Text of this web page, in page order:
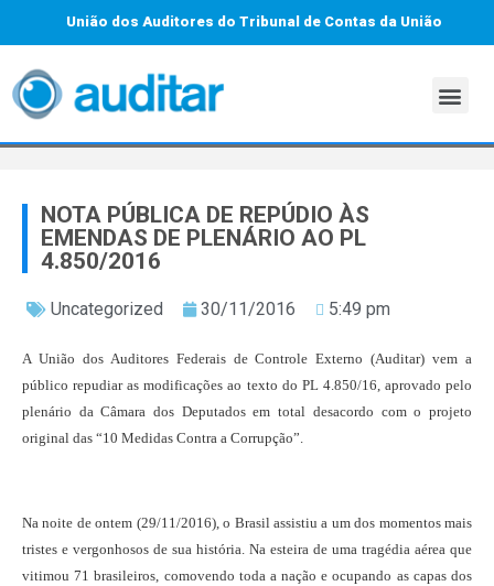
União dos Auditores do Tribunal de Contas da União
NOTA PÚBLICA DE REPÚDIO ÀS
EMENDAS DE PLENÁRIO AO PL
4.850/2016
Uncategorized 30/11/2016 5:49 pm
A União dos Auditores Federais de Controle Externo (Auditar) vem a
público repudiar as modificações ao texto do PL 4.850/16, aprovado pelo
plenário da Câmara dos Deputados em total desacordo com o projeto
original das “10 Medidas Contra a Corrupção”.
Na noite de ontem (29/11/2016), o Brasil assistiu a um dos momentos mais
tristes e vergonhosos de sua história. Na esteira de uma tragédia aérea que
vitimou 71 brasileiros, comovendo toda a nação e ocupando as capas dos